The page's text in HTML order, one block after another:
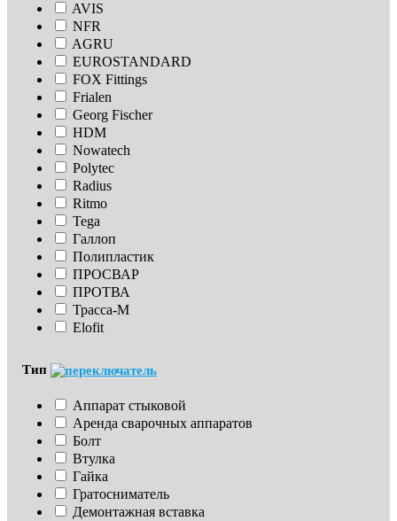
AVIS
NFR
AGRU
EUROSTANDARD
FOX Fittings
Frialen
Georg Fischer
HDM
Nowatech
Polytec
Radius
Ritmo
Tega
Галлоп
Полипластик
ПРОСВАР
ПРОТВА
Трасса-М
Elofit
Тип
Аппарат стыковой
Аренда сварочных аппаратов
Болт
Втулка
Гайка
Гратосниматель
Демонтажная вставка